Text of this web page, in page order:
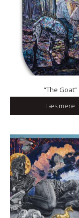
“The Goat”
Læs mere